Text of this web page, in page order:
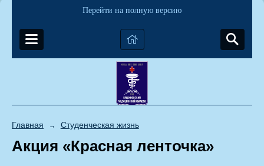
Перейти на полную версию
Главная → Студенческая жизнь
Акция «Красная ленточка»